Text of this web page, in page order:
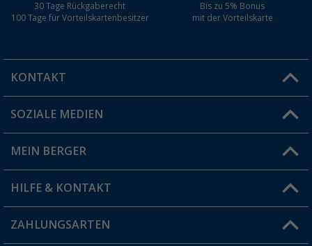
30 Tage Rückgaberecht
100 Tage für Vorteilskartenbesitzer
Bis zu 5% Bonus
mit der Vorteilskarte
KONTAKT
Du hast eine Frage?
Filiale finden
SOZIALE MEDIEN
MEIN BERGER
Vorteilskarte
Blog
HILFE & KONTAKT
FAQ & Kontakt
ZAHLUNGSARTEN